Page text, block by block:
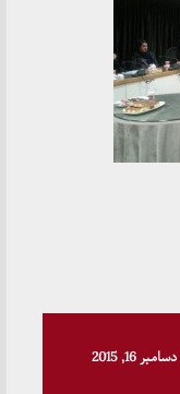
دسامبر 16, 2015